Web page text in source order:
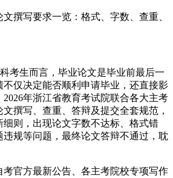
撰写要求一览：格式、字数、查重、
考生而言，毕业论文是毕业前最后一
仅决定能否顺利申请毕业，还直接影
年浙江省教育考试院联合各大主考
撰写、查重、答辩及提交全套规范，
则，出现论文字数不达标、格式错
规等问题，最终论文答辩不通过，耽
考官方最新公告、各主考院校专项写作